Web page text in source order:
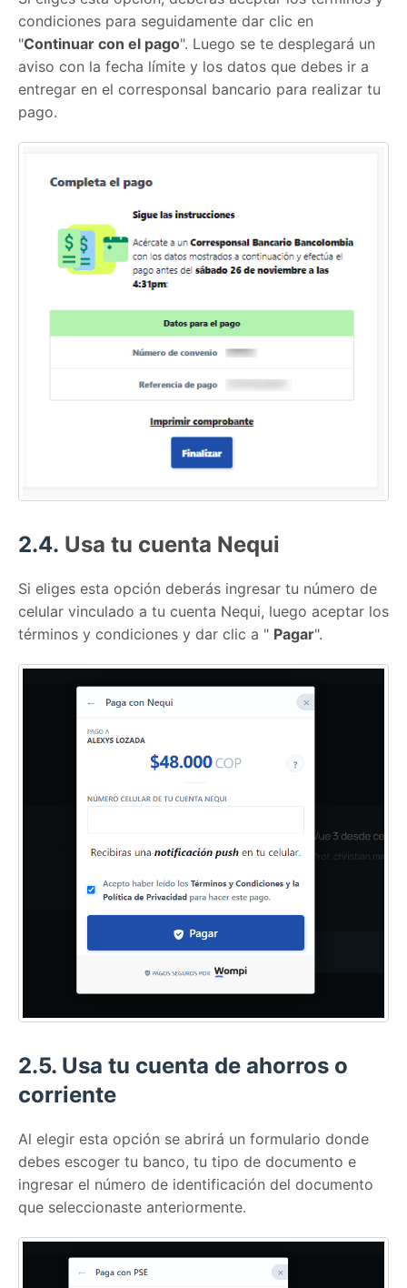
condiciones para seguidamente dar clic en
"Continuar con el pago". Luego se te desplegará un
aviso con la fecha límite y los datos que debes ir a
entregar en el corresponsal bancario para realizar tu
pago.
2.4. Usa tu cuenta Nequi
Si eliges esta opción deberás ingresar tu número de
celular vinculado a tu cuenta Nequi, luego aceptar los
términos y condiciones y dar clic a " Pagar".
2.5. Usa tu cuenta de ahorros o
corriente
Al elegir esta opción se abrirá un formulario donde
debes escoger tu banco, tu tipo de documento e
ingresar el número de identificación del documento
que seleccionaste anteriormente.